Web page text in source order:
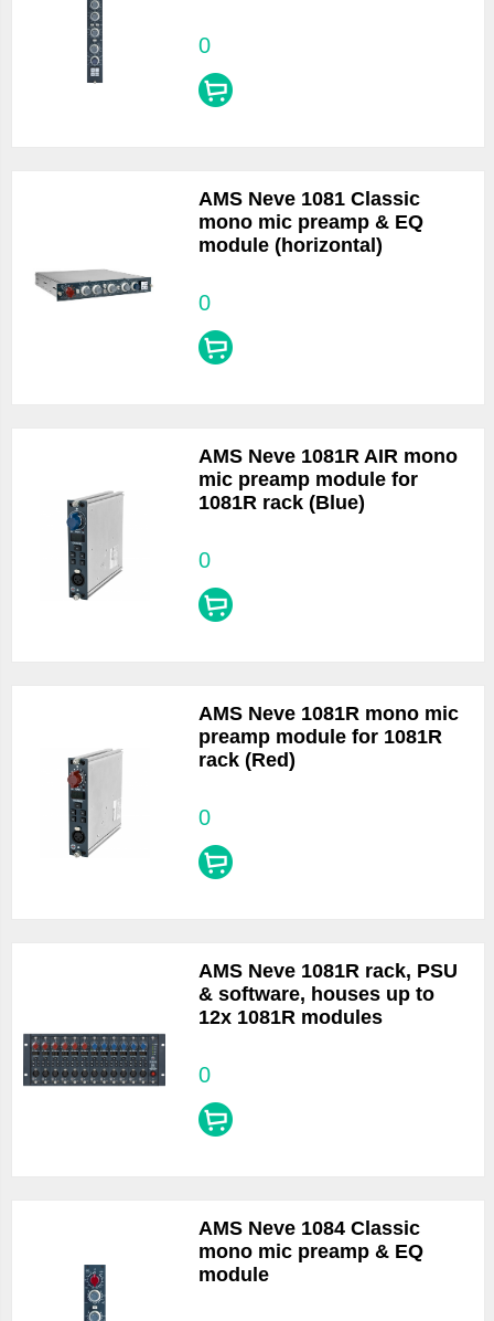
0
AMS Neve 1081 Classic
mono mic preamp & EQ
module (horizontal)
0
AMS Neve 1081R AIR mono
mic preamp module for
1081R rack (Blue)
0
AMS Neve 1081R mono mic
preamp module for 1081R
rack (Red)
0
AMS Neve 1081R rack, PSU
& software, houses up to
12x 1081R modules
0
AMS Neve 1084 Classic
mono mic preamp & EQ
module